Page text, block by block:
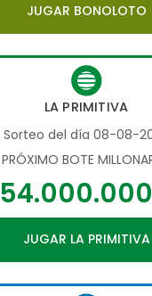
JUGAR BONOLOTO
LA PRIMITIVA
Sorteo del día 08-08-
PRÓXIMO BOTE
JUGAR LA PRIMITIVA